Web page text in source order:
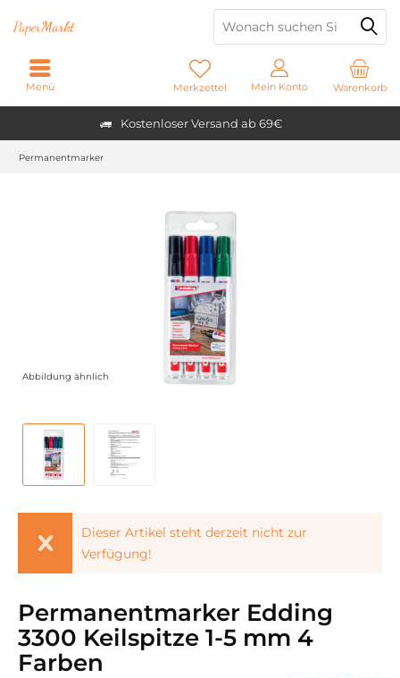
Kostenloser Versand ab 69€
PaperMarkt
Warenkorb
Merkzettel Mein Konto
Menü
Permanentmarker
Abbildung ähnlich
Dieser Artikel steht derzeit nicht zur
Verfügung!
Permanentmarker Edding
3300 Keilspitze 1-5 mm 4
Farben